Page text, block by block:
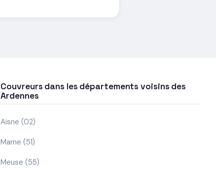
Couvreurs dans les départements voisins des
Ardennes
Aisne (02)
Marne (51)
Meuse (55)